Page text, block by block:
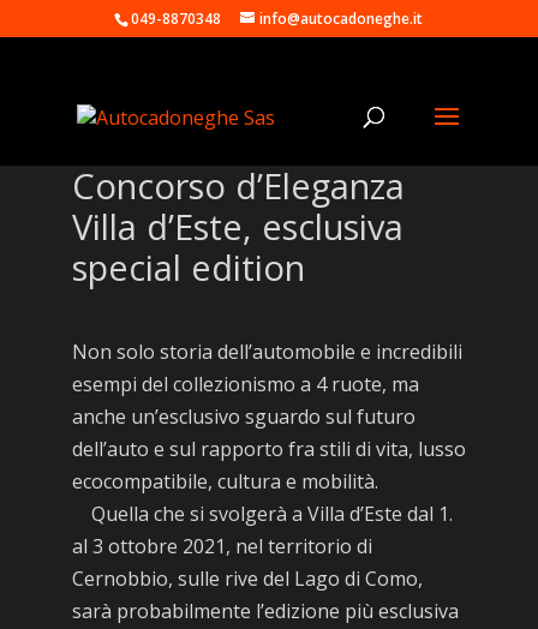
049-8870348 info@autocadoneghe.it
Concorso d’Eleganza
Villa d’Este, esclusiva
special edition
Non solo storia dell’automobile e incredibili
esempi del collezionismo a 4 ruote, ma
anche un’esclusivo sguardo sul futuro
dell’auto e sul rapporto fra stili di vita, lusso
ecocompatibile, cultura e mobilità.
Quella che si svolgerà a Villa d’Este dal 1.
al 3 ottobre 2021, nel territorio di
Cernobbio, sulle rive del Lago di Como,
sarà probabilmente l’edizione più esclusiva